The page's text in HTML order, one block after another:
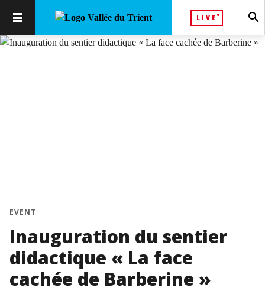
LIVE search
EVENT
Inauguration du sentier
didactique « La face
cachée de Barberine »